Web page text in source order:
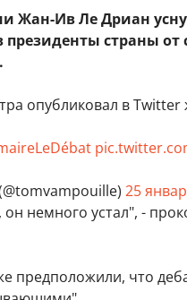
Жан-Ив Ле Дриан
президенты страны от
опубликовал в
25
немного устал", -
предположили, что